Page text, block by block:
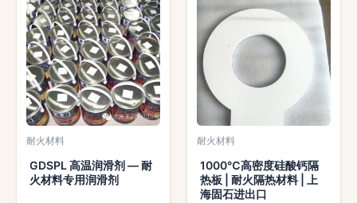
耐火材料
GDSPL 高温润滑剂 — 耐
火材料专用润滑剂
耐火材料
1000℃高密度硅酸钙隔
热板 | 耐火隔热材料 | 上
海固石进出口